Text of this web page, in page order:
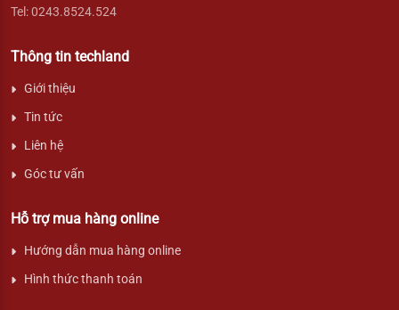
Tel: 0243.8524.524
Thông tin techland
Giới thiệu
Tin tức
Liên hệ
Góc tư vấn
Hỗ trợ mua hàng online
Hướng dẫn mua hàng online
Hình thức thanh toán